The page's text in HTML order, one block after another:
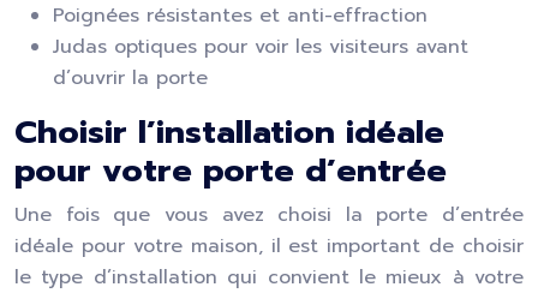
Poignées résistantes et anti-effraction
Judas optiques pour voir les visiteurs avant
d’ouvrir la porte
Choisir l’installation idéale
pour votre porte d’entrée
Une fois que vous avez choisi la porte d’entrée
idéale pour votre maison, il est important de choisir
le type d’installation qui convient le mieux à votre